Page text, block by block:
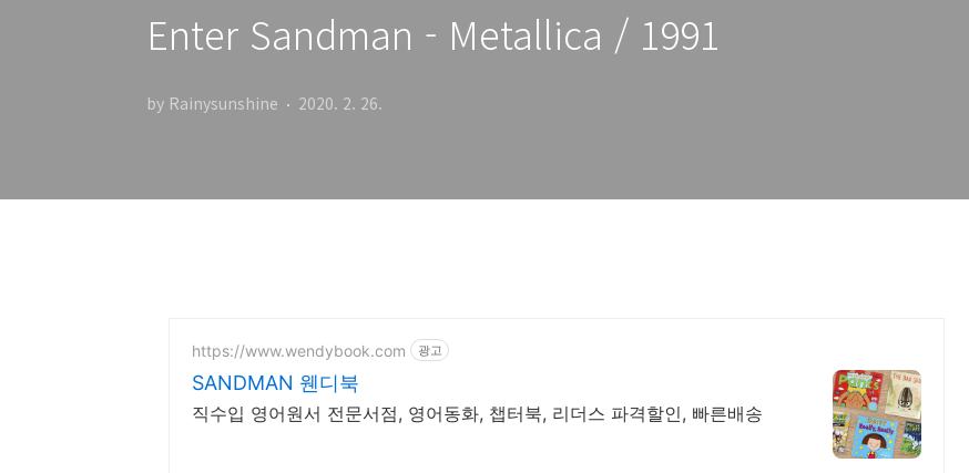
Enter Sandman - Metallica / 1991
by Rainysunshine 2020. 2. 26.
https://www.wendybook.com 광고
SANDMAN 웬디북
직수입 영어원서 전문서점, 영어동화, 챕터북, 리더스 파격할인, 빠른배송